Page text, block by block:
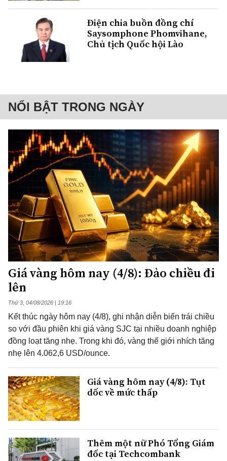
Điện chia buồn đồng chí
Saysomphone Phomvihane,
Chủ tịch Quốc hội Lào
NỔI BẬT TRONG NGÀY
Giá vàng hôm nay (4/8): Đảo chiều đi
lên
Thứ 3, 04/08/2026 | 19:16
Kết thúc ngày hôm nay (4/8), ghi nhận diễn biến trái chiều
so với đầu phiên khi giá vàng SJC tại nhiều doanh nghiệp
đồng loạt tăng nhẹ. Trong khi đó, vàng thế giới nhích tăng
nhẹ lên 4.062,6 USD/ounce.
Giá vàng hôm nay (4/8): Tụt
dốc về mức thấp
Thêm một nữ Phó Tổng Giám
đốc tại Techcombank